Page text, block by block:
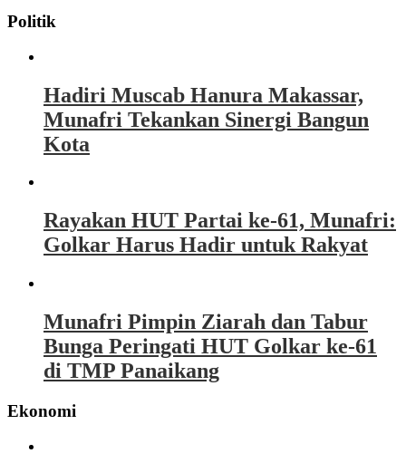
Politik
Hadiri Muscab Hanura Makassar,
Munafri Tekankan Sinergi Bangun
Kota
Rayakan HUT Partai ke-61, Munafri:
Golkar Harus Hadir untuk Rakyat
Munafri Pimpin Ziarah dan Tabur
Bunga Peringati HUT Golkar ke-61
di TMP Panaikang
Ekonomi